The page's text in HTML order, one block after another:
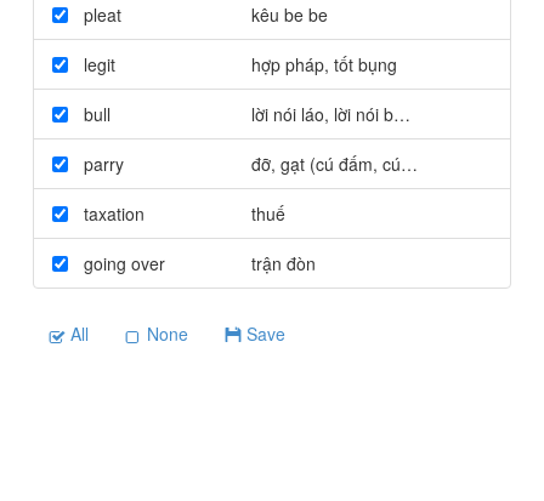
pleat kêu be be
legit hợp pháp, tốt bụng
bull lời nói láo, lời nói bậy bạ
parry đỡ, gạt (cú đấm, cú đánh...)
taxation thuế
going over trận đòn
All None Save